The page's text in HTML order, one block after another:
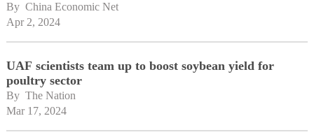
By China Economic Net
Apr 2, 2024
UAF scientists team up to boost soybean yield for
poultry sector
By The Nation
Mar 17, 2024